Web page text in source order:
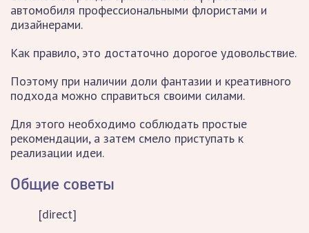
автомобиля профессиональными флористами и
дизайнерами.
Как правило, это достаточно дорогое удовольствие.
Поэтому при наличии доли фантазии и креативного
подхода можно справиться своими силами.
Для этого необходимо соблюдать простые
рекомендации, а затем смело приступать к
реализации идеи.
Общие советы
[direct]